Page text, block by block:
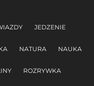
JEDZENIE
NATURA NAUKA
ROZRYWKA